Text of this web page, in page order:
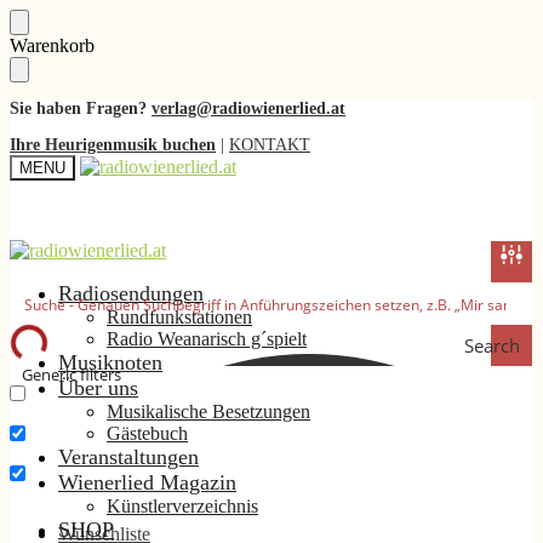
Skip
to
navigation
Skip
to
content
Warenkorb
Sie haben Fragen? verlag@radiowienerlied.at
Ihre Heurigenmusik buchen
KONTAKT
MENU
Search
Generic filters
Nur exakte Ergebnisse
Suche im Titel
Suche im Inhalt
Wunschliste
Radiosendungen
Rundfunkstationen
Radio Weanarisch g´spielt
Musiknoten
Über uns
Musikalische Besetzungen
Gästebuch
Veranstaltungen
Wienerlied Magazin
Künstlerverzeichnis
SHOP